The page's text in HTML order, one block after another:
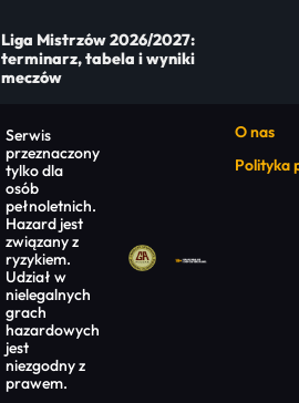
Liga Mistrzów 2026/2027:
terminarz, tabela i wyniki
meczów
Serwis
przeznaczony
tylko dla
osób
pełnoletnich.
Hazard jest
związany z
ryzykiem.
Udział w
nielegalnych
grach
hazardowych
jest
niezgodny z
prawem.
O nas
Polityka